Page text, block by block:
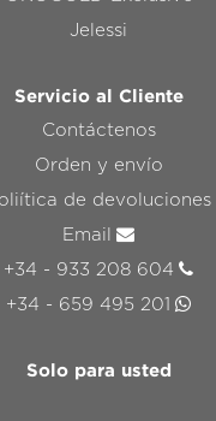
Jelessi
Servicio al Cliente
Contáctenos
Orden y envío
de devoluciones
Email
+34 - 933 208 604
+34 - 659 495 201
Solo para usted